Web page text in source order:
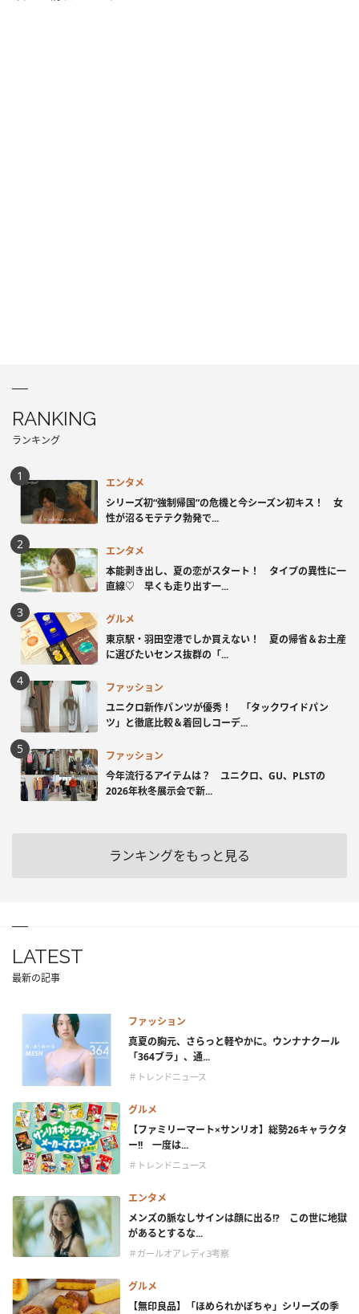
RANKING
ランキング
エンタメ
シリーズ初“強制帰国”の危機と今シーズン初キス！ 女
性が沼るモテテク勃発で...
エンタメ
本能剥き出し、夏の恋がスタート！ タイプの異性に一
直線♡ 早くも走り出す一...
グルメ
東京駅・羽田空港でしか買えない！ 夏の帰省＆お土産
に選びたいセンス抜群の「...
ファッション
ユニクロ新作パンツが優秀！ 「タックワイドパン
ツ」と徹底比較＆着回しコーデ...
ファッション
今年流行るアイテムは？ ユニクロ、GU、PLSTの
2026年秋冬展示会で新...
ランキングをもっと見る
LATEST
最新の記事
ファッション
真夏の胸元、さらっと軽やかに。ウンナナクール
「364ブラ」、通...
＃トレンドニュース
グルメ
【ファミリーマート×サンリオ】総勢26キャラクタ
ー!! 一度は...
＃トレンドニュース
エンタメ
メンズの脈なしサインは顔に出る!? この世に地獄
があるとするな...
＃ガールオアレディ3考察
グルメ
【無印良品】「ほめられかぼちゃ」シリーズの季